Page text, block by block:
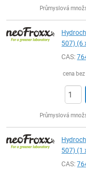
Průmyslová
507) (6
CAS:
cena bez
Průmyslová
507) (1
CAS: